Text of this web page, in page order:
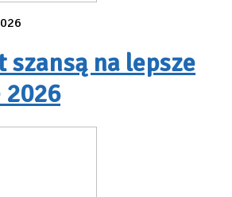
szansą na lepsze
2026